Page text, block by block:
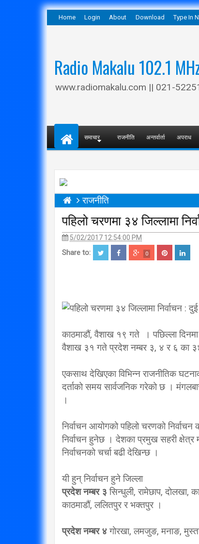
Home Login About Download Type In
Radio Makalu 102.1
www.radiomakalu.com || 021-
समाचार राजनीति अन्तर्वार्ता अपराध
राजनीति
पहिलो चरणमा ३४ जिल्लामा
5/02/2017 12:54:00 PM
Share to: 0
काठमाडौं, वैशाख १९ गते । पछिल्ला
वैशाख ३१ गते प्रदेश नम्बर ३, ४ र ६ का ३४
एकसाथ देखिएका विभिन्न राजनीतिक
दर्ताको समय सार्वजनिक गरेको छ ।
।
निर्वाचन आयोगको पहिलो चरणको
निर्वाचन हुनेछ । देशका प्रमुख सहरी क्षेत्र
निर्वाचनको चर्चा बढी देखिन्छ ।
यी हुन् निर्वाचन हुने जिल्ला
प्रदेश नम्बर ३ सिन्धुली, रामेछाप, दोलखा,
काठमाडौं, ललितपुर र भक्तपुर ।
प्रदेश नम्बर ४ गोरखा, लमजुङ, मनाङ,